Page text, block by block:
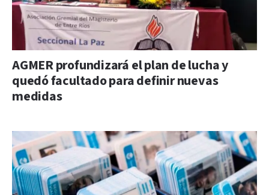
AGMER profundizará el plan de lucha y
quedó facultado para definir nuevas
medidas